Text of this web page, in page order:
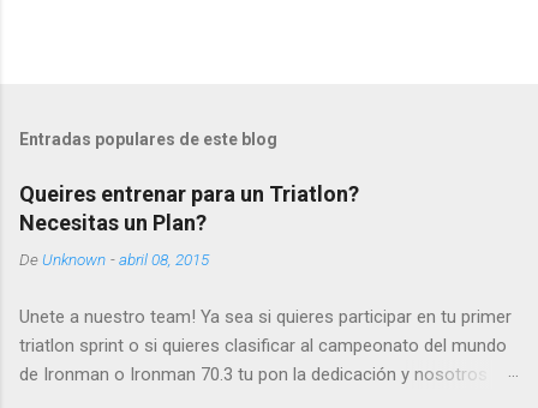
Entradas populares de este blog
Queires entrenar para un Triatlon?
Necesitas un Plan?
DeUnknown -abril 08, 2015
Unete a nuestro team! Ya sea si quieres participar en tu primer
triatlon sprint o si quieres clasificar al campeonato del mundo
de Ironman o Ironman 70.3 tu pon la dedicación y nosotros